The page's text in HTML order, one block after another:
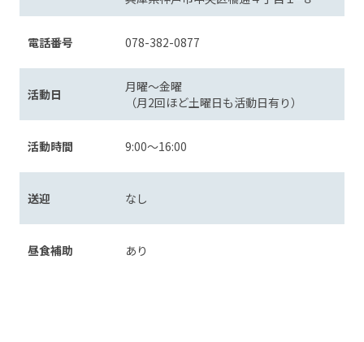
電話番号 078-382-0877
活動日
月曜〜金曜
（月2回ほど土曜日も活動日有り）
活動時間 9:00〜16:00
送迎 なし
昼食補助 あり